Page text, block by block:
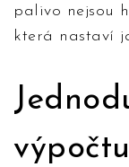
palivo nejsou
která nastaví